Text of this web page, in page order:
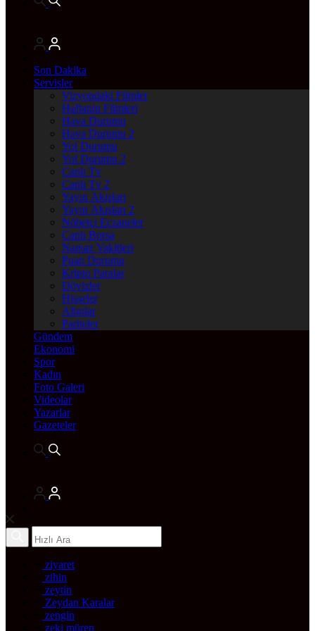
Son Dakika
Servisler
Vizyondaki Filmler
Haftanin Filmleri
Hava Durumu
Hava Durumu 2
Yol Durumu
Yol Durumu 2
Canlı Tv
Canlı Tv 2
Yayın Akışları
Yayın Akışları 2
Nöbetçi Eczaneler
Canlı Borsa
Namaz Vakitleri
Puan Durumu
Kripto Paralar
Dövizler
Hisseler
Altınlar
Pariteler
Gündem
Ekonomi
Spor
Kadın
Foto Galeri
Videolar
Yazarlar
Gazeteler
ziyaret
zihin
zeytin
Zeydan Karalar
zengin
zeki müren